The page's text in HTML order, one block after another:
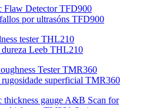
por ultrasóns TFD900
dureza Leeb THL210
rugosidade superficial TMR360